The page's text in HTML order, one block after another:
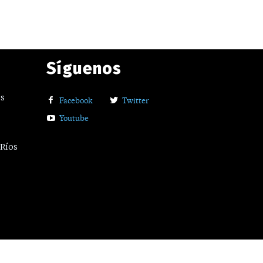
Síguenos
Facebook
Twitter
Youtube